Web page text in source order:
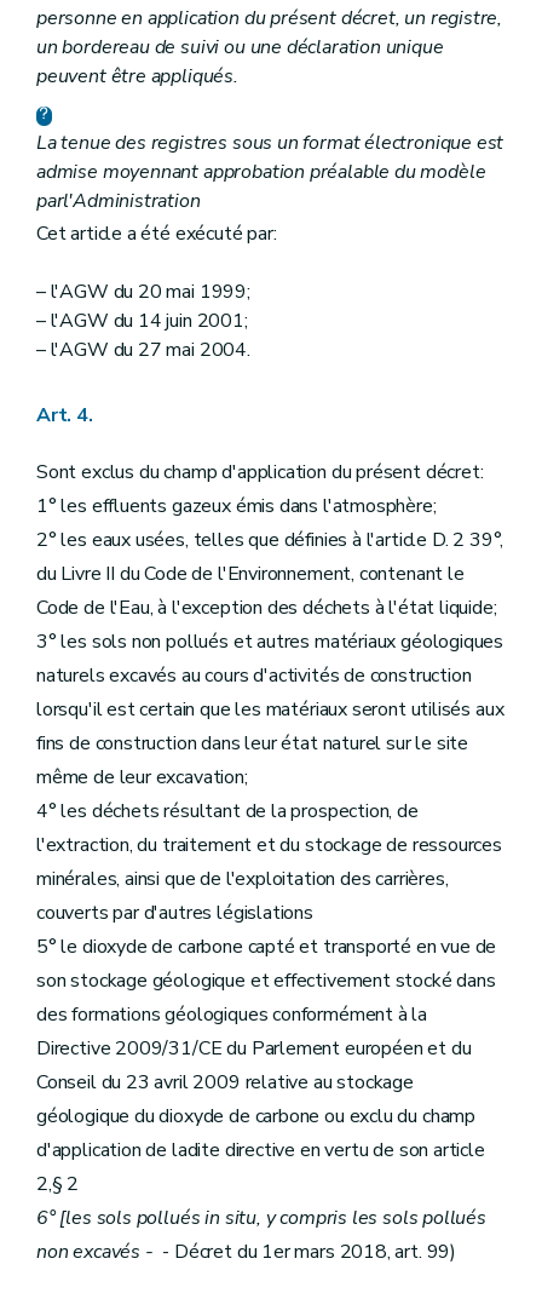
personne en application du présent décret, un registre,
un bordereau de suivi ou une déclaration unique
peuvent être appliqués.
La tenue des registres sous un format électronique est
admise moyennant approbation préalable du modèle
parl'Administration
Cet article a été exécuté par:
– l'AGW du 20 mai 1999;
– l'AGW du 14 juin 2001;
– l'AGW du 27 mai 2004.
Art. 4.
Sont exclus du champ d'application du présent décret:
1° les effluents gazeux émis dans l'atmosphère;
2° les eaux usées, telles que définies à l'article D. 2 39°,
du Livre II du Code de l'Environnement, contenant le
Code de l'Eau, à l'exception des déchets à l'état liquide;
3° les sols non pollués et autres matériaux géologiques
naturels excavés au cours d'activités de construction
lorsqu'il est certain que les matériaux seront utilisés aux
fins de construction dans leur état naturel sur le site
même de leur excavation;
4° les déchets résultant de la prospection, de
l'extraction, du traitement et du stockage de ressources
minérales, ainsi que de l'exploitation des carrières,
couverts par d'autres législations
5° le dioxyde de carbone capté et transporté en vue de
son stockage géologique et effectivement stocké dans
des formations géologiques conformément à la
Directive 2009/31/CE du Parlement européen et du
Conseil du 23 avril 2009 relative au stockage
géologique du dioxyde de carbone ou exclu du champ
d'application de ladite directive en vertu de son article
2,§ 2
6° [les sols pollués in situ, y compris les sols pollués
non excavés - - Décret du 1er mars 2018, art. 99)